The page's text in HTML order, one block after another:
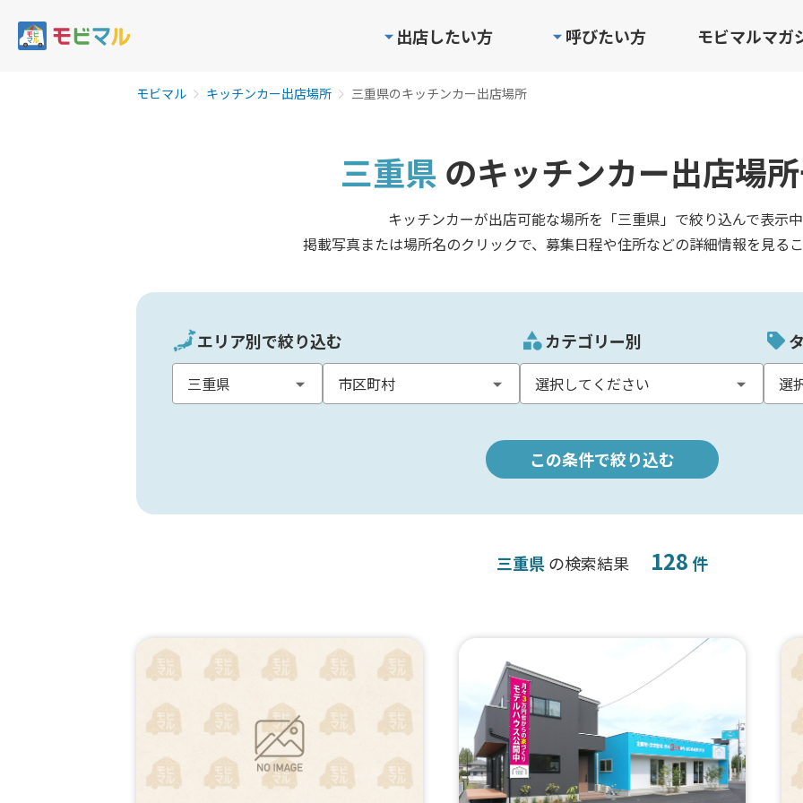
出店したい方 呼びたい方 モビマルマガ
モビマル キッチンカー出店場所 三重県のキッチンカー出店場所
三重県 のキッチンカー出店場
キッチンカーが出店可能な場所を「三重県」で絞り込んで表示
掲載写真または場所名のクリックで、募集日程や住所などの詳細情報を見る
エリア別で絞り込む カテゴリー別
この条件で絞り込む
三重県の検索結果 128件